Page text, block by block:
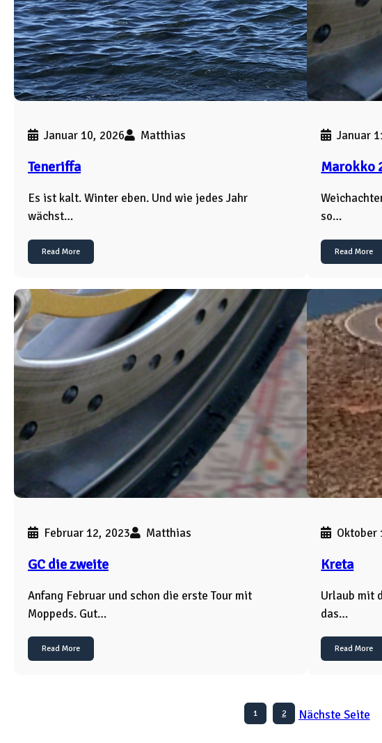
Januar 10, 2026 Matthias
Teneriffa
Es ist kalt. Winter eben. Und wie jedes Jahr
wächst…
Read More
Januar
Marokko
so…
Read More
Februar 12, 2023 Matthias
GC die zweite
Anfang Februar und schon die erste Tour mit
Moppeds. Gut…
Read More
Oktober
Kreta
Urlaub mit
das…
Read More
1 2 Nächste Seite